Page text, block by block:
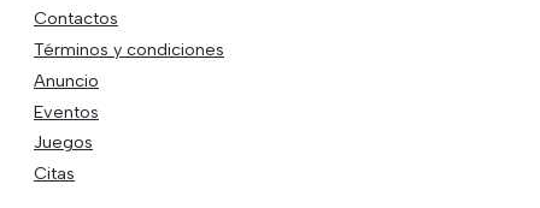
Contactos
Términos y condiciones
Anuncio
Eventos
Juegos
Citas